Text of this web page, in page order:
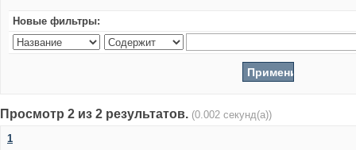
Новые фильтры:
Просмотр 2 из 2 результатов. (0.002 секунд(а))
1